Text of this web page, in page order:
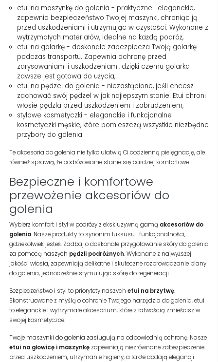
etui na maszynkę do golenia - praktyczne i eleganckie,
zapewnia bezpieczeństwo Twojej maszynki, chroniąc ją
przed uszkodzeniami i utrzymując w czystości. Wykonane z
wytrzymałych materiałów, idealne na każdą podróż,
etui na golarkę - doskonale zabezpiecza Twoją golarkę
podczas transportu. Zapewnia ochronę przed
zarysowaniami i uszkodzeniami, dzięki czemu golarka
zawsze jest gotowa do użycia,
etui na pędzel do golenia - niezastąpione, jeśli chcesz
zachować swój pędzel w jak najlepszym stanie. Etui chroni
włosie pędzla przed uszkodzeniem i zabrudzeniem,
stylowe kosmetyczki - eleganckie i funkcjonalne
kosmetyczki męskie, które pomieszczą wszystkie niezbędne
przybory do golenia.
Te akcesoria do golenia nie tylko ułatwią Ci codzienną pielęgnację, ale
również sprawią, że podróżowanie stanie się bardziej komfortowe.
Bezpieczne i komfortowe
przewożenie akcesoriów do
golenia
Wybierz komfort i styl w podróży z ekskluzywną gamą akcesoriów do
golenia. Nasze produkty to synonim luksusu i funkcjonalności,
gdziekolwiek jesteś. Zadbaj o doskonałe przygotowanie skóry do golenia
za pomocą naszych pędzli podróżnych. Wykonane z najwyższej
jakości włosia, zapewniają delikatne i skuteczne rozprowadzanie piany
do golenia, jednocześnie stymulując skórę do regeneracji.
Bezpieczeństwo i styl to priorytety naszych etui na brzytwę.
Skonstruowane z myślą o ochronie Twojego narzędzia do golenia, etui
to eleganckie i wytrzymałe akcesorium, które z łatwością zmieścisz w
swojej kosmetyczce.
Twoje maszynki do golenia zasługują na odpowiednią ochronę. Nasze
etui na głowicę i maszynkę zapewniają niezrównane zabezpieczenie
przed uszkodzeniem, utrzymanie higieny, a także dodają elegancji